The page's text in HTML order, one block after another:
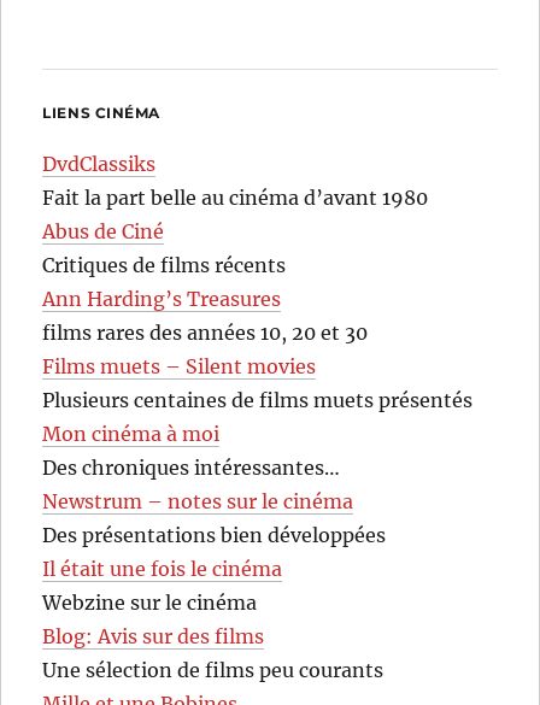
LIENS CINÉMA
DvdClassiks
Fait la part belle au cinéma d’avant 1980
Abus de Ciné
Critiques de films récents
Ann Harding’s Treasures
films rares des années 10, 20 et 30
Films muets – Silent movies
Plusieurs centaines de films muets présentés
Mon cinéma à moi
Des chroniques intéressantes…
Newstrum – notes sur le cinéma
Des présentations bien développées
Il était une fois le cinéma
Webzine sur le cinéma
Blog: Avis sur des films
Une sélection de films peu courants